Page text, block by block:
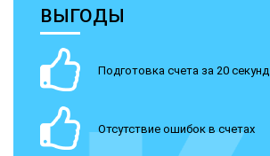
ВЫГОДЫ
Подготовка счета за 20 секунд
Отсутствие ошибок в счетах